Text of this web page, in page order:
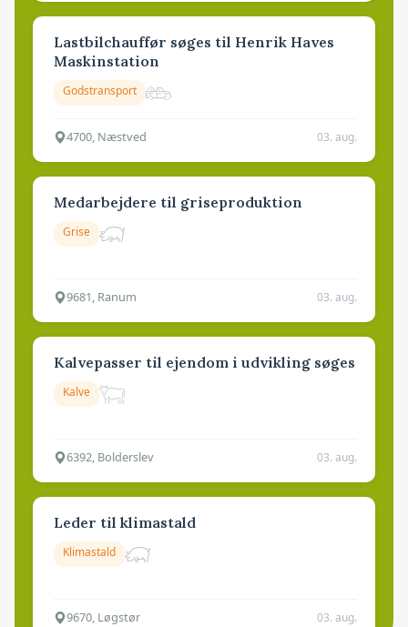
Lastbilchauffør søges til Henrik Haves
Maskinstation
Godstransport
4700, Næstved 03. aug.
Medarbejdere til griseproduktion
Grise
9681, Ranum 03. aug.
Kalvepasser til ejendom i udvikling søges
Kalve
6392, Bolderslev 03. aug.
Leder til klimastald
Klimastald
9670, Løgstør 03. aug.